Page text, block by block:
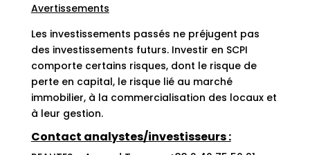
Avertissements
Les investissements passés ne préjugent pas
des investissements futurs. Investir en SCPI
comporte certains risques, dont le risque de
perte en capital, le risque lié au marché
immobilier, à la commercialisation des locaux et
à leur gestion.
Contact analystes/investisseurs :